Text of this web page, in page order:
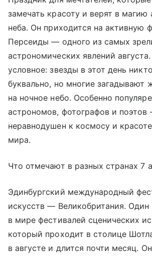
замечать красоту и верят в магию
неба. Он приходится на активную
Персеиды — одного из самых
астрономических явлений
условное: звезды в этот день
буквально, но многие загадывают
на ночное небо. Особенно
астрономов, фотографов и поэтов
неравнодушен к космосу и
мира.
Что отмечают в разных странах 7
Эдинбургский международный
искусств — Великобритания. Один
в мире фестивалей сценических
который проходит в столице
в августе и длится почти месяц.